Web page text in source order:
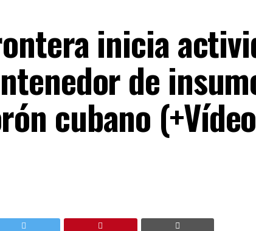
inicia
de
cubano